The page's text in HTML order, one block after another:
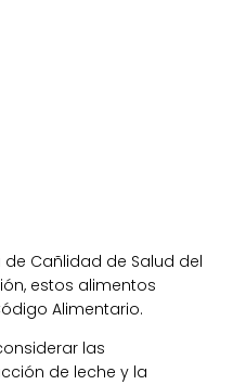
Cañlidad de Salud del
estos alimentos
Alimentario.
las
de leche y la